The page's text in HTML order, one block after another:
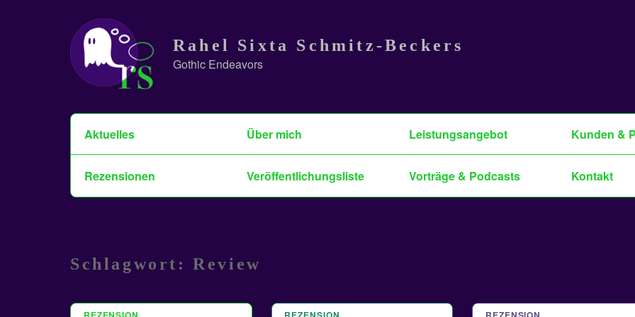
Rahel Sixta Schmitz-Beckers
Gothic Endeavors
Aktuelles Über mich Leistungsangebot Kunden &
Rezensionen Veröffentlichungsliste Vorträge & Podcasts Kontakt
Schlagwort:Review